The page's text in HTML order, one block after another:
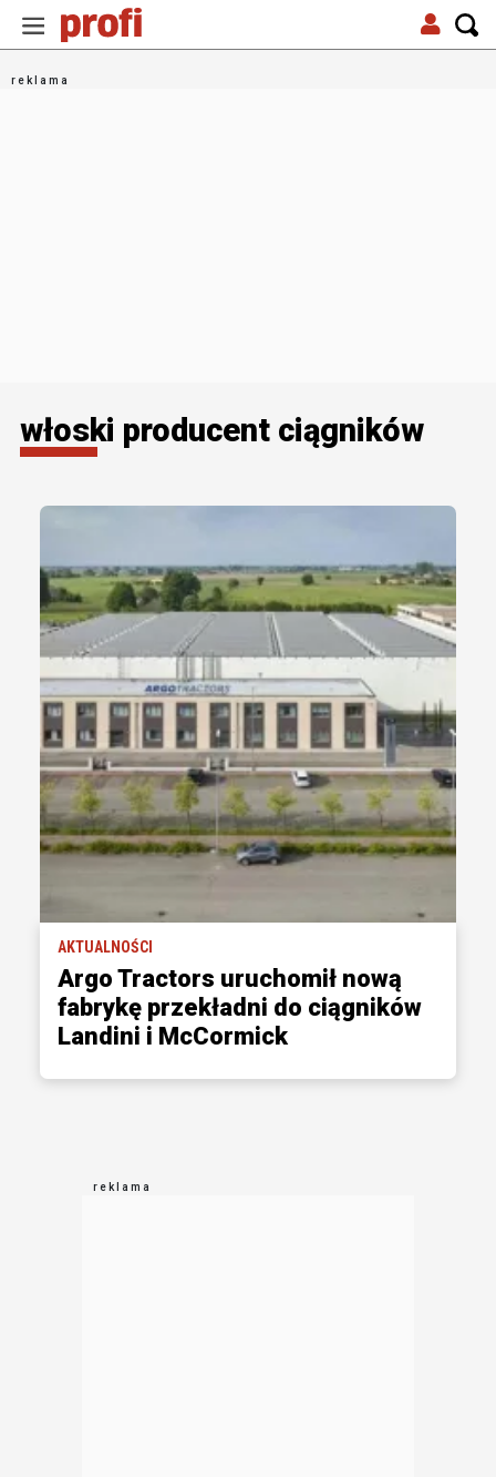
włoski producent ciągników
AKTUALNOŚCI
Argo Tractors uruchomił nową
fabrykę przekładni do ciągników
Landini i McCormick